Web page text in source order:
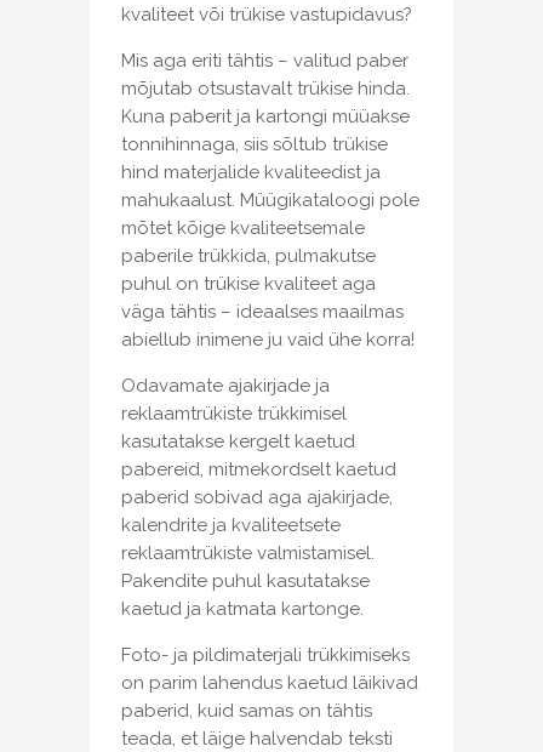
kvaliteet või trükise vastupidavus?
Mis aga eriti tähtis – valitud paber
mõjutab otsustavalt trükise hinda.
Kuna paberit ja kartongi müüakse
tonnihinnaga, siis sõltub trükise
hind materjalide kvaliteedist ja
mahukaalust. Müügikataloogi pole
mõtet kõige kvaliteetsemale
paberile trükkida, pulmakutse
puhul on trükise kvaliteet aga
väga tähtis – ideaalses maailmas
abiellub inimene ju vaid ühe korra!
Odavamate ajakirjade ja
reklaamtrükiste trükkimisel
kasutatakse kergelt kaetud
pabereid, mitmekordselt kaetud
paberid sobivad aga ajakirjade,
kalendrite ja kvaliteetsete
reklaamtrükiste valmistamisel.
Pakendite puhul kasutatakse
kaetud ja katmata kartonge.
Foto- ja pildimaterjali trükkimiseks
on parim lahendus kaetud läikivad
paberid, kuid samas on tähtis
teada, et läige halvendab teksti